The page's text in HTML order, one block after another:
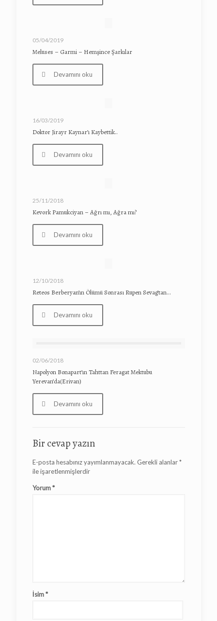
05/04/2019
Meluses – Garmi – Hemşince Şarkılar
Devamını oku
16/03/2019
Doktor Jirayr Kaynar’ı Kaybettik..
Devamını oku
25/11/2018
Kevork Pamukciyan – Ağrı mı, Ağra mı?
Devamını oku
12/10/2018
Reteos Berberyan’ın Ölümü Sonrası Rupen Sevag’tan…
Devamını oku
02/06/2018
Napolyon Bonapart’ın Tahttan Feragat Mektubu
Yerevan’da(Erivan)
Devamını oku
Bir cevap yazın
E-posta hesabınız yayımlanmayacak. Gerekli alanlar*
ile işaretlenmişlerdir
Yorum*
İsim*